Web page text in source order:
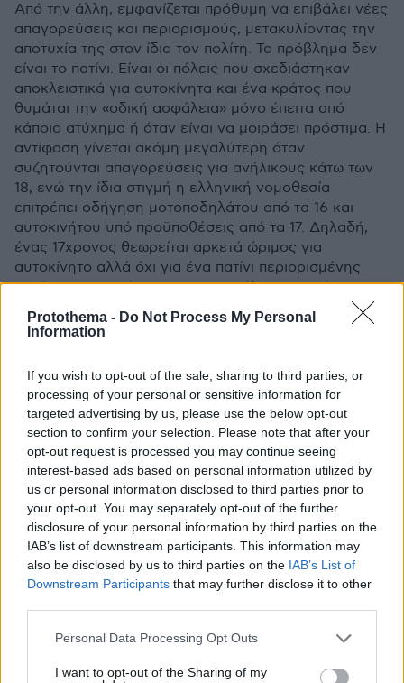
Protothema - Do Not Process My Personal
Information
If you wish to opt-out of the sale, sharing to third parties, or
processing of your personal or sensitive information for
targeted advertising by us, please use the below opt-out
section to confirm your selection. Please note that after your
opt-out request is processed you may continue seeing
interest-based ads based on personal information utilized by
us or personal information disclosed to third parties prior to
your opt-out. You may separately opt-out of the further
disclosure of your personal information by third parties on the
IAB’s list of downstream participants. This information may
also be disclosed by us to third parties on the IAB’s List of
Downstream Participants that may further disclose it to other
Please note that this website/app uses one or more Google
not limited to your visit or usage behaviour. You may click to
Personal Data Processing Opt Outs
I want to opt-out of the Sharing of my
Από την άλλη, εμφανίζεται πρόθυμη να επιβάλει νέες
απαγορεύσεις και περιορισμούς, μετακυλίοντας την
αποτυχία της στον ίδιο τον πολίτη. Το πρόβλημα δεν
είναι το πατίνι. Είναι οι πόλεις που σχεδιάστηκαν
αποκλειστικά για αυτοκίνητα και ένα κράτος που
θυμάται την «οδική ασφάλεια» μόνο έπειτα από
κάποιο ατύχημα ή όταν είναι να μοιράσει πρόστιμα. Η
αντίφαση γίνεται ακόμη μεγαλύτερη όταν
συζητούνται απαγορεύσεις για ανήλικους κάτω των
18, ενώ την ίδια στιγμή η ελληνική νομοθεσία
επιτρέπει οδήγηση μοτοποδηλάτου από τα 16 και
αυτοκινήτου υπό προϋποθέσεις από τα 17. Δηλαδή,
ένας 17χρονος θεωρείται αρκετά ώριμος για
αυτοκίνητο αλλά όχι για ένα πατίνι περιορισμένης
ταχύτητας. Την ώρα που στην υπόλοιπη Ευρώπη τα
ηλεκτρικά πατίνια και γενικά η μικροκινητικότητα
ενθαρρύνονται ως μέρος της οικολογικής
συμφόρησης, στην Ελλάδα αντιμετωπίζονται σχεδόν
ως κοινωνική απειλή. Η διαφορά είναι απλή: οι
ευρωπαϊκές πόλεις επένδυσαν πρώτα σε
ποδηλατοδρόμους και ασφαλείς υποδομές. Εδώ
επενδύουμε κυρίως σε απαγορεύσεις και
τηλεοπτικές δηλώσεις. Και ίσως το πιο προκλητικό
από όλα είναι να βλέπεις πολιτικούς να περιφέρονται
από πάνελ σε πάνελ υπερασπιζόμενοι μια ρητορική
χωρίς σοβαρότητα και χωρίς λογική, προσβάλλοντας
τη νοημοσύνη των πολιτών, ενώ νομοθετούν εις
βάρος τους για να καλύψουν τη δική τους
ανεπάρκεια. Η ηλεκτρική μικροκινητικότητα δεν είναι
πραγματικό πρόβλημα είναι το κράτος με τους
παχύδερμα αυτάρεσκους για την εξουσία που